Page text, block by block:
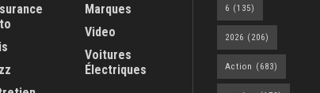
Marques
Video
Voitures
Électriques
6 (135)
2026 (206)
Action (683)